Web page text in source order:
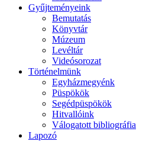
Gyűjteményeink
Bemutatás
Könyvtár
Múzeum
Levéltár
Videósorozat
Történelmünk
Egyházmegyénk
Püspökök
Segédpüspökök
Hitvallóink
Válogatott bibliográfia
Lapozó